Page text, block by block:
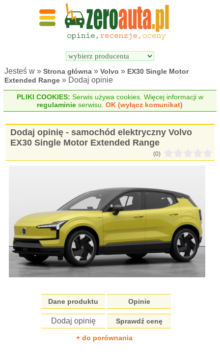
Wyszukiwarka
elektrycznych
Jesteś w »Strona główna »Volvo » EX30 Single Motor
Extended Range » Dodaj opinie
PLIKI COOKIES: Serwis używa cookies. Więcej informacji w
regulaminie serwisu.OK (wyłącz komunikat)
Dodaj opinię - samochód elektryczny Volvo
EX30 Single Motor Extended Range
(0)
Dane produktu Opinie
Dodaj opinię Sprawdź cenę
+ do porównania